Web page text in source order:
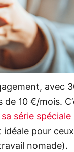
avec
10 €/mois.
série spéciale
idéale pour
nomade).